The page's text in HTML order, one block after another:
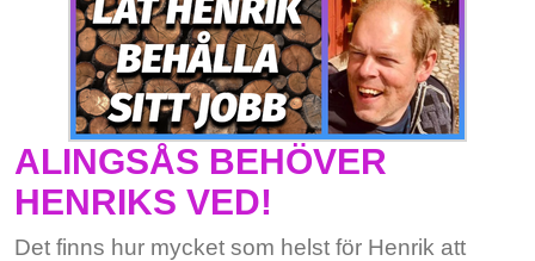
ALINGSÅS BEHÖVER
HENRIKS VED!
Det finns hur mycket som helst för Henrik att